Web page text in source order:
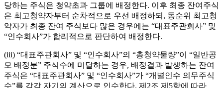
당하는 주식은 청약초과 그룹에 배정한다. 이후 최종 잔여주식
은 최고청약자부터 순차적으로 우선 배정하되 , 동순위 최고청
약자가 최종 잔여 주식보다 많은 경우에는 “대표주관회사” 및
“인수회사”가 합리적으로 판단하여 배정한다.
(iii) “대표주관회사” 및 “인수회사”의 “총청약물량”이 “일반공
모 배정분” 주식수에 미달하는 경우, 배정결과 발생하는 잔여
주식은 “대표주관회사” 및 “인수회사”가 “개별인수 의무주식
수”를 각각 자기의 계산으로 인수한다. 제 2조 제 5항에 따라